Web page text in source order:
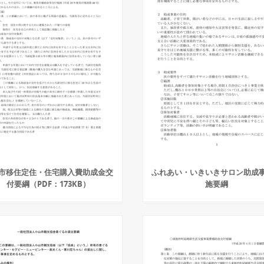
移住定住・住宅購入費助成金交
付要綱（PDF：173KB）
ふれあい・いきいきサロン助成
施要綱